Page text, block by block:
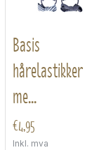
Basis
hårelastikker
me...
€4,95
Inkl. mva